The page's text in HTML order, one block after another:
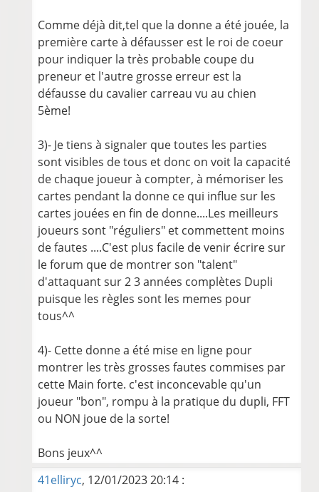
Comme déjà dit,tel que la donne a été jouée, la
première carte à défausser est le roi de coeur
pour indiquer la très probable coupe du
preneur et l'autre grosse erreur est la
défausse du cavalier carreau vu au chien
5ème!
3)- Je tiens à signaler que toutes les parties
sont visibles de tous et donc on voit la capacité
de chaque joueur à compter, à mémoriser les
cartes pendant la donne ce qui influe sur les
cartes jouées en fin de donne....Les meilleurs
joueurs sont "réguliers" et commettent moins
de fautes ....C'est plus facile de venir écrire sur
le forum que de montrer son "talent"
d'attaquant sur 2 3 années complètes Dupli
puisque les règles sont les memes pour
tous^^
4)- Cette donne a été mise en ligne pour
montrer les très grosses fautes commises par
cette Main forte. c'est inconcevable qu'un
joueur "bon", rompu à la pratique du dupli, FFT
ou NON joue de la sorte!
Bons jeux^^
41elliryc, 12/01/2023 20:14 :